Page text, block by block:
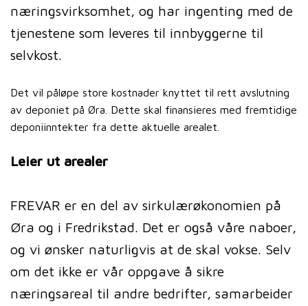
næringsvirksomhet, og har ingenting med de
tjenestene som leveres til innbyggerne til
selvkost.
Det vil påløpe store kostnader knyttet til rett avslutning
av deponiet på Øra. Dette skal finansieres med fremtidige
deponiinntekter fra dette aktuelle arealet.
Leier ut arealer
FREVAR er en del av sirkulærøkonomien på
Øra og i Fredrikstad. Det er også våre naboer,
og vi ønsker naturligvis at de skal vokse. Selv
om det ikke er vår oppgave å sikre
næringsareal til andre bedrifter, samarbeider